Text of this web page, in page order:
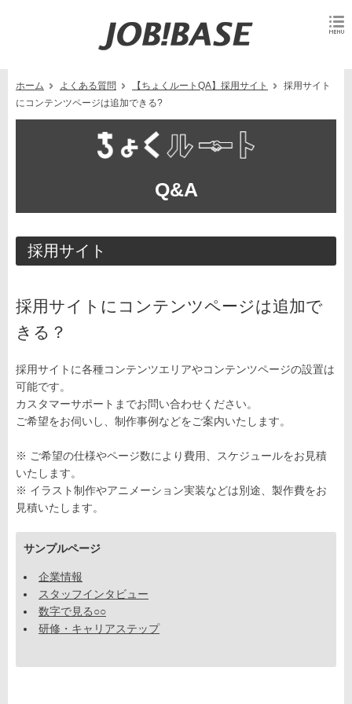
ホーム よくある質問 【ちょくルートQA】採用サイト
採用サイト
にコンテンツページは追加できる?
Q&A
採用サイト
採用サイトにコンテンツページは追加で
きる？
採用サイトに各種コンテンツエリアやコンテンツページの設置は
可能です。
カスタマーサポートまでお問い合わせください。
ご希望をお伺いし、制作事例などをご案内いたします。
※ ご希望の仕様やページ数により費用、スケジュールをお見積
いたします。
※ イラスト制作やアニメーション実装などは別途、製作費をお
見積いたします。
サンプルページ
企業情報
スタッフインタビュー
数字で見る○○
研修・キャリアステップ